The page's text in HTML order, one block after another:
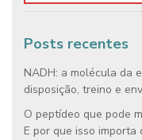
Posts recentes
NADH: a molécula da
disposição, treino e
O peptídeo que pode
E por que isso importa